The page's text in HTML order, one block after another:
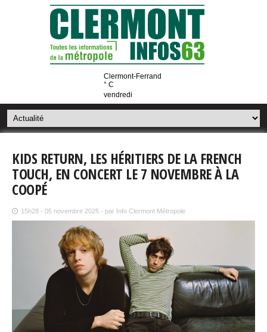
Clermont-Ferrand
° C
vendredi
KIDS RETURN, LES HÉRITIERS DE LA FRENCH
TOUCH, EN CONCERT LE 7 NOVEMBRE À LA
COOPÉ
15h28 - 05 novembre 2025 - par Info Clermont Métropole